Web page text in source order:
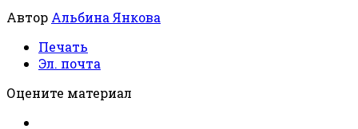
Автор Альбина Янкова
Печать
Эл. почта
Оцените материал